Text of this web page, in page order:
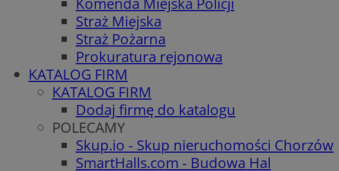
Straż Miejska
Straż Pożarna
Prokuratura rejonowa
KATALOG FIRM
KATALOG FIRM
Dodaj firmę do katalogu
POLECAMY
Skup.io - Skup nieruchomości Chorzów
SmartHalls.com - Budowa Hal